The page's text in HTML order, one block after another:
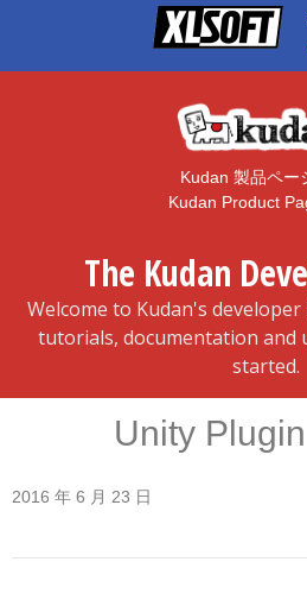
Kudan 製品ペー
Kudan Product
The Kudan
Welcome to Kudan's
tutorials, documentation and
started.
Unity
2016 年 6 月 23 日